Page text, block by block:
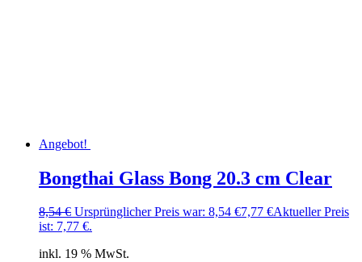
Angebot!
Bongthai Glass Bong 20.3 cm Clear
8,54€ Ursprünglicher Preis war: 8,54 €7,77 €Aktueller Preis
ist: 7,77 €.
inkl. 19 % MwSt.